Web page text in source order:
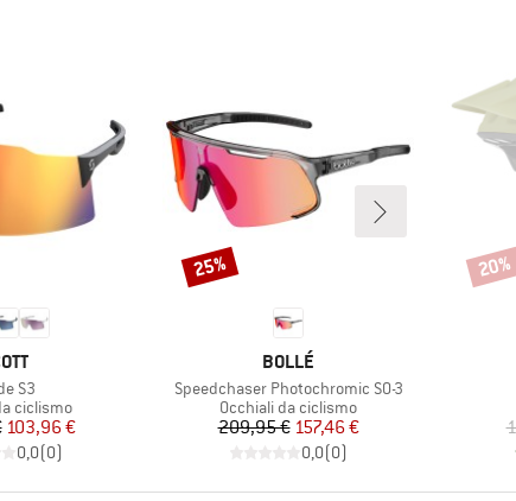
S3
prodotti
ciclismo
Prezzo
Prezzo ridotto
103,96 €
0,0(0)
MARCHIO
BOLLÉ
Articolo
Speedchaser Photochromic S0-3
Gruppo di prodotti
Occhiali da ciclismo
Prezzo
209,95 €Prezzo ridotto
157,46 €
0,0(0)
Sconto
25% 20%